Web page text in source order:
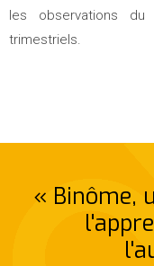
les observations
trimestriels.
« Binôme,